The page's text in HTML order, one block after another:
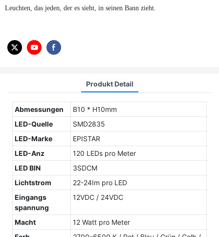
Leuchten, das jeden, der es sieht, in seinen Bann zieht.
Produkt Detail
Abmessungen
B10 * H10mm
LED-Quelle
SMD2835
LED-Marke
EPISTAR
LED-Anz
120 LEDs pro Meter
LED BIN
3SDCM
Lichtstrom
22-24Im pro LED
Eingangs
spannung
12VDC / 24VDC
Macht
12 Watt pro Meter